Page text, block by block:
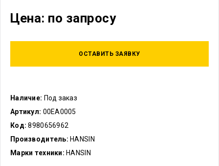
Наличие: Под заказ
Артикул: 00ЕА0005
Код: 8980656962
Производитель: HANSIN
Марки техники: HANSIN
Цена: по запросу
ОСТАВИТЬ ЗАЯВКУ